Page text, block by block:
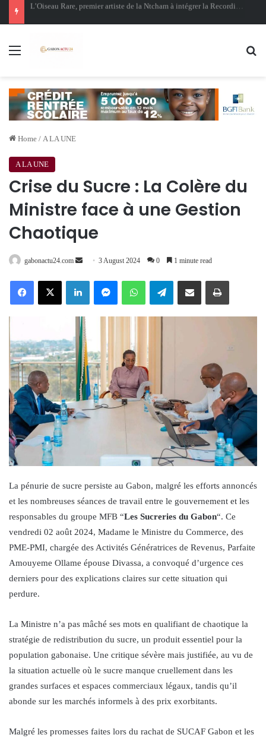
Oligui Nguema au Ghana : Libreville mise sur Accra pour renforcer sa stratégie diplomatique et économique
Menu
Home / A LA UNE
A LA UNE
Crise du Sucre : La Colère du
Ministre face à une Gestion
Chaotique
gabonactu24.com
Send 3 August 2024 0 1 minute read
FacebookX LinkedInMessengerWhatsAppTelegramShare via Email Print
La pénurie de sucre persiste au Gabon, malgré les efforts annoncés
et les nombreuses séances de travail entre le gouvernement et les
responsables du groupe MFB “Les Sucreries du Gabon“. Ce
vendredi 02 août 2024, Madame le Ministre du Commerce, des
PME-PMI, chargée des Activités Génératrices de Revenus, Parfaite
Amouyeme Ollame épouse Divassa, a convoqué d’urgence ces
derniers pour des explications claires sur cette situation qui
perdure.
La Ministre n’a pas mâché ses mots en qualifiant de chaotique la
stratégie de redistribution du sucre, un produit essentiel pour la
population gabonaise. Une critique sévère mais justifiée, au vu de
la situation actuelle où le sucre manque cruellement dans les
grandes surfaces et espaces commerciaux légaux, tandis qu’il
abonde sur les marchés informels à des prix exorbitants.
Malgré les promesses faites lors du rachat de SUCAF Gabon et les